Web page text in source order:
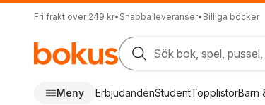
Fri frakt över 249 kr• Snabba leveranser• Billiga böcker
Sök bok, spel,
Meny ErbjudandenStudentTopplistorBarn